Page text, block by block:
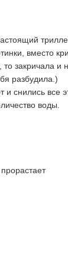
вместо
закричала и
разбудила.)
и снились все
воды.